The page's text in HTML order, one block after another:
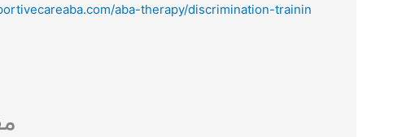
aba-therapy/discrimination-trainin